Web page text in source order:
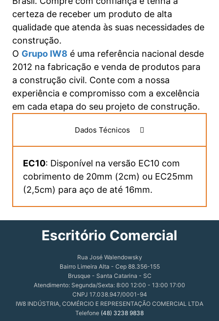
certeza de receber um produto de alta
qualidade que atenda às suas necessidades de
construção.
O Grupo IW8 é uma referência nacional desde
2012 na fabricação e venda de produtos para
a construção civil. Conte com a nossa
experiência e compromisso com a excelência
em cada etapa do seu projeto de construção.
Dados Técnicos
EC10: Disponível na versão EC10 com
cobrimento de 20mm (2cm) ou EC25mm
(2,5cm) para aço de até 16mm.
Escritório Comercial
Rua José Walendowsky
Bairro Limeira Alta - Cep 88.356-155
Brusque - Santa Catarina - SC
Atendimento: Segunda/Sexta: 8:00 12:00 - 13:00 17:00
CNPJ 17.038.947/0001-94
IW8 INDÚSTRIA, COMÉRCIO E REPRESENTAÇÃO COMERCIAL LTDA
Telefone (48) 3238 9838